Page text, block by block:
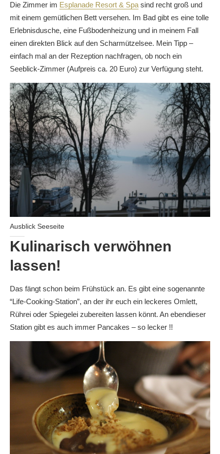
Die Zimmer im Esplanade Resort & Spasind recht groß und
mit einem gemütlichen Bett versehen. Im Bad gibt es eine tolle
Erlebnisdusche, eine Fußbodenheizung und in meinem Fall
einen direkten Blick auf den Scharmützelsee. Mein Tipp –
einfach mal an der Rezeption nachfragen, ob noch ein
Seeblick-Zimmer (Aufpreis ca. 20 Euro) zur Verfügung steht.
Ausblick Seeseite
Kulinarisch verwöhnen
lassen!
Das fängt schon beim Frühstück an. Es gibt eine sogenannte
“Life-Cooking-Station”, an der ihr euch ein leckeres Omlett,
Rührei oder Spiegelei zubereiten lassen könnt. An ebendieser
Station gibt es auch immer Pancakes – so lecker !!